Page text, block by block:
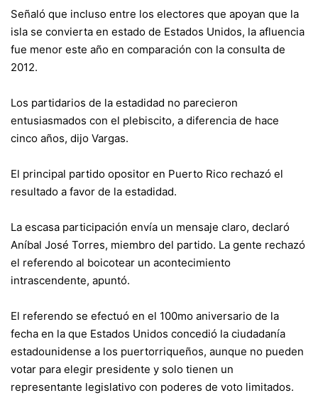
Señaló que incluso entre los electores que apoyan que la
isla se convierta en estado de Estados Unidos, la afluencia
fue menor este año en comparación con la consulta de
2012.
Los partidarios de la estadidad no parecieron
entusiasmados con el plebiscito, a diferencia de hace
cinco años, dijo Vargas.
El principal partido opositor en Puerto Rico rechazó el
resultado a favor de la estadidad.
La escasa participación envía un mensaje claro, declaró
Aníbal José Torres, miembro del partido. La gente rechazó
el referendo al boicotear un acontecimiento
intrascendente, apuntó.
El referendo se efectuó en el 100mo aniversario de la
fecha en la que Estados Unidos concedió la ciudadanía
estadounidense a los puertorriqueños, aunque no pueden
votar para elegir presidente y solo tienen un
representante legislativo con poderes de voto limitados.